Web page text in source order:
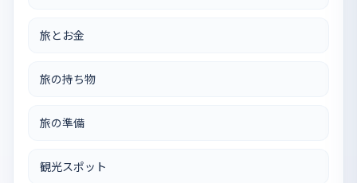
旅とお金
旅の持ち物
旅の準備
観光スポット